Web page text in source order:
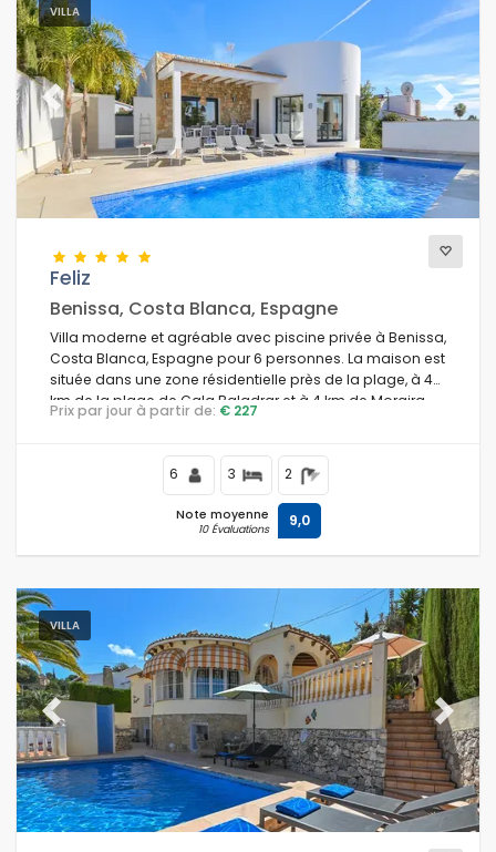
VILLA
Previous Next
Feliz
Benissa, Costa Blanca, Espagne
Villa moderne et agréable avec piscine privée à Benissa,
Costa Blanca, Espagne pour 6 personnes. La maison est
située dans une zone résidentielle près de la plage, à 4
km de la plage de Cala Baladrar et à 4 km de Moraira.
Prix par jour à partir de: € 227
6 3 2
Note moyenne
10 Évaluations 9,0
VILLA
Previous Next